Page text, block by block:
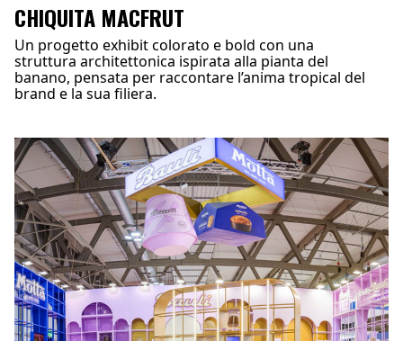
CHIQUITA MACFRUT
Un progetto exhibit colorato e bold con una
struttura architettonica ispirata alla pianta del
banano, pensata per raccontare l’anima tropical del
brand e la sua filiera.